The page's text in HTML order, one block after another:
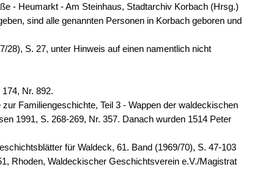
- Heumarkt - Am Steinhaus, Stadtarchiv Korbach (Hrsg.)
sind alle genannten Personen in Korbach geboren und
28), S. 27, unter Hinweis auf einen namentlich nicht
Nr. 892.
Familiengeschichte, Teil 3 - Wappen der waldeckischen
1991, S. 268-269, Nr. 357. Danach wurden 1514 Peter
für Waldeck, 61. Band (1969/70), S. 47-103
Rhoden, Waldeckischer Geschichtsverein e.V./Magistrat